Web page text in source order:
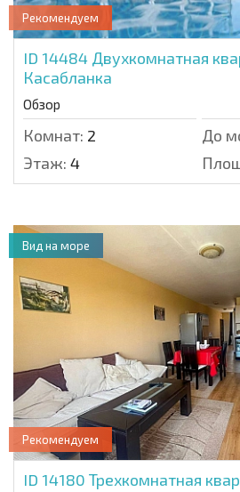
Рекомендуем
ID 14484 Двухкомнатная
Касабланка
Обзор
Комнат: 2 До
Этаж: 4
Рекомендуем
ID 14180 Трехкомнатная
Вид на море